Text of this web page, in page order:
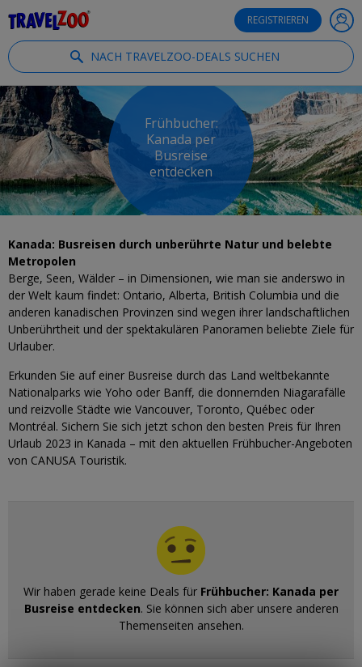
REGISTRIEREN
NACH TRAVELZOO-DEALS SUCHEN
Frühbucher:
Kanada per
Busreise
entdecken
Kanada: Busreisen durch unberührte Natur und belebte
Metropolen
Berge, Seen, Wälder – in Dimensionen, wie man sie anderswo in
der Welt kaum findet: Ontario, Alberta, British Columbia und die
anderen kanadischen Provinzen sind wegen ihrer landschaftlichen
Unberührtheit und der spektakulären Panoramen beliebte Ziele für
Urlauber.
Erkunden Sie auf einer Busreise durch das Land weltbekannte
Nationalparks wie Yoho oder Banff, die donnernden Niagarafälle
und reizvolle Städte wie Vancouver, Toronto, Québec oder
Montréal. Sichern Sie sich jetzt schon den besten Preis für Ihren
Urlaub 2023 in Kanada – mit den aktuellen Frühbucher-Angeboten
von CANUSA Touristik.
Wir haben gerade keine Deals für Frühbucher: Kanada per
Busreise entdecken. Sie können sich aber unsere anderen
Themenseiten ansehen.